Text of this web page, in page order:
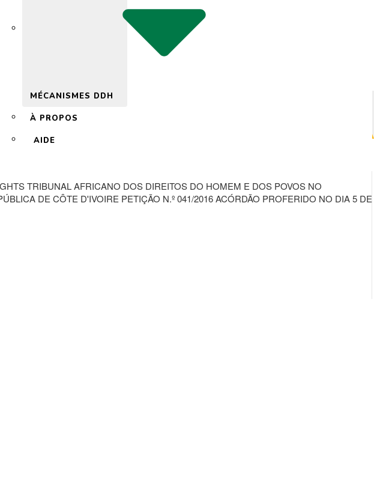
MÉCANISMES DDH
À PROPOS
AIDE
TRIBUNAL AFRICANO DOS DIREITOS DO HOMEM E DOS POVOS NO
DE CÔTE D'IVOIRE PETIÇÃO N.º 041/2016 ACÓRDÃO PROFERIDO NO DIA 5 DE